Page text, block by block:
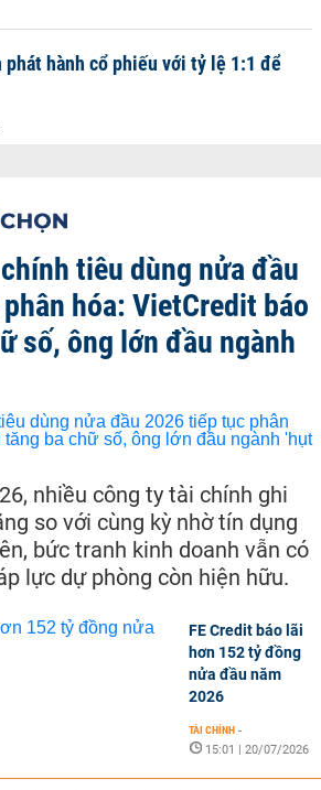
phát hành cổ phiếu với tỷ lệ 1:1 để
tiêu dùng nửa đầu
hóa: VietCredit báo
số, ông lớn đầu ngành
nhiều công ty tài chính ghi
so với cùng kỳ nhờ tín dụng
bức tranh kinh doanh vẫn có
lực dự phòng còn hiện hữu.
FE Credit báo lãi
hơn 152 tỷ đồng
nửa đầu năm
2026
TÀI CHÍNH -
15:01 | 20/07/2026